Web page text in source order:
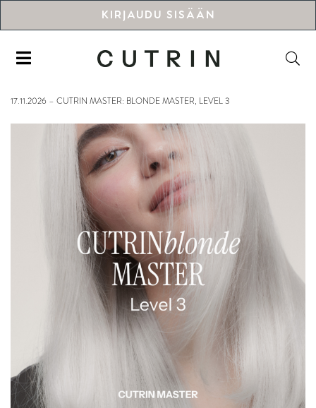
KIRJAUDU SISÄÄN
17.11.2026 – CUTRIN MASTER: BLONDE MASTER, LEVEL 3